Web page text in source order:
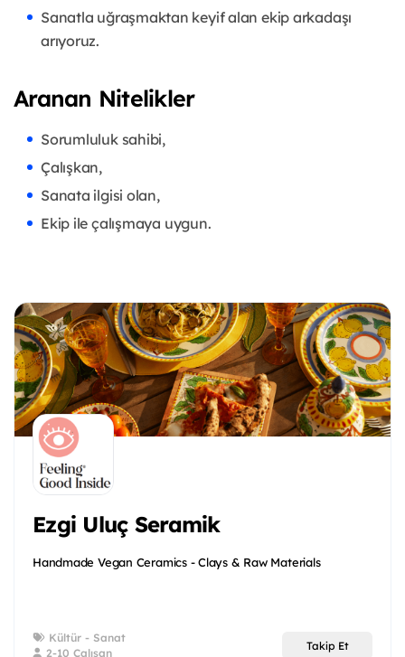
Sanatla uğraşmaktan keyif alan ekip arkadaşı
arıyoruz.
Aranan Nitelikler
Sorumluluk sahibi,
Çalışkan,
Sanata ilgisi olan,
Ekip ile çalışmaya uygun.
Ezgi Uluç Seramik
Handmade Vegan Ceramics - Clays & Raw Materials
Kültür - Sanat
2-10 Çalışan
Takip Et